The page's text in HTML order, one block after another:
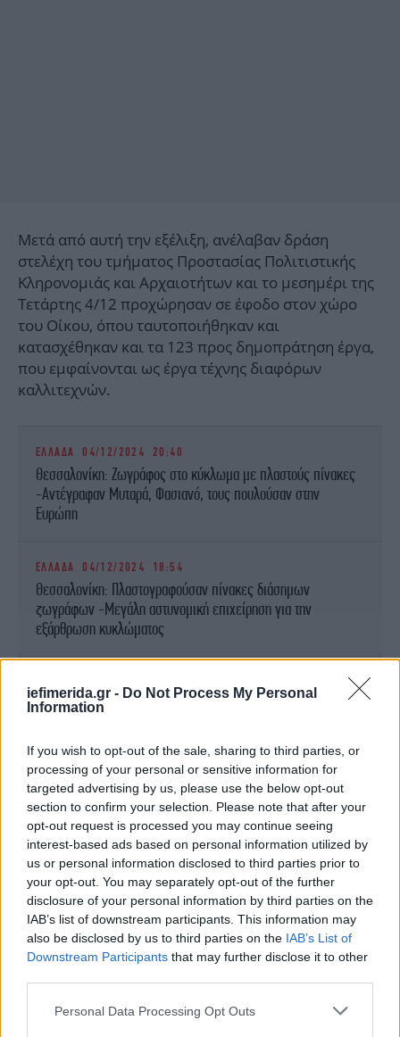
iefimerida.gr - Do Not Process My Personal
Information
If you wish to opt-out of the sale, sharing to third parties, or
processing of your personal or sensitive information for
targeted advertising by us, please use the below opt-out
section to confirm your selection. Please note that after your
opt-out request is processed you may continue seeing
interest-based ads based on personal information utilized by
us or personal information disclosed to third parties prior to
your opt-out. You may separately opt-out of the further
disclosure of your personal information by third parties on the
IAB’s list of downstream participants. This information may
also be disclosed by us to third parties on the IAB’s List of
Downstream Participants that may further disclose it to other
Please note that this website/app uses one or more Google
Personal Data Processing Opt Outs
Μετά από αυτή την εξέλιξη, ανέλαβαν δράση
στελέχη του τμήματος Προστασίας Πολιτιστικής
Κληρονομιάς και Αρχαιοτήτων και το μεσημέρι της
Τετάρτης 4/12 προχώρησαν σε έφοδο στον χώρο
του Οίκου, όπου ταυτοποιήθηκαν και
κατασχέθηκαν και τα 123 προς δημοπράτηση έργα,
που εμφαίνονται ως έργα τέχνης διαφόρων
καλλιτεχνών.
ΕΛΛΑΔΑ 04/12/2024 20:40
Θεσσαλονίκη: Ζωγράφος στο κύκλωμα με πλαστούς πίνακες
-Αντέγραφαν Μυταρά, Φασιανό, τους πουλούσαν στην
Ευρώπη
ΕΛΛΑΔΑ 04/12/2024 18:54
Θεσσαλονίκη: Πλαστογραφούσαν πίνακες διάσημων
ζωγράφων -Μεγάλη αστυνομική επιχείρηση για την
εξάρθρωση κυκλώματος
Θεσσαλονίκη: Ποιους διάσημους ζωγράφους
αντέγραφαν
Ενδεικτικά αναφέρεται πως ο κατάλογος
περιελάμβανε έργα των εξής καλλιτεχνών: Αλέκος
Φασιανός, Νίκος Χατζηκυριάκος-Γκίκας, Δημήτρης
Μυταράς, Κωνσταντίνος Παρθένης, Παναγιώτης
Τέτσης, Γιάννης Γαΐτης, Δημήτρης Τηνιακός, Γιάννης
Τσαρούχης, Γιάννης Σπυρόπουλος, Γιώργος
Σικελιώτης, Δώρα Μπούκη, Γιώργος Συρίγος κ.ά.
Οι έρευνες των Αρχών συνεχίστηκαν σήμερα για
δεύτερη μέρα και, εκτός από τους πίνακες που
επρόκειτο να δημοπρατηθούν, βρέθηκε πλήθος
έργων τέχνης για τα οποία διερευνάται η
γνησιότητα και η προέλευσή τους.